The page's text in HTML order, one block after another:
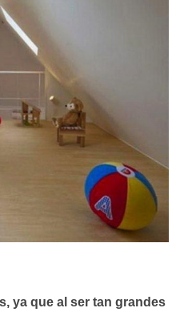
ya que al ser tan grandes